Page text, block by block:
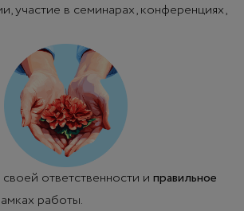
участие в семинарах, конференциях,
своей ответственности и правильное
работы.